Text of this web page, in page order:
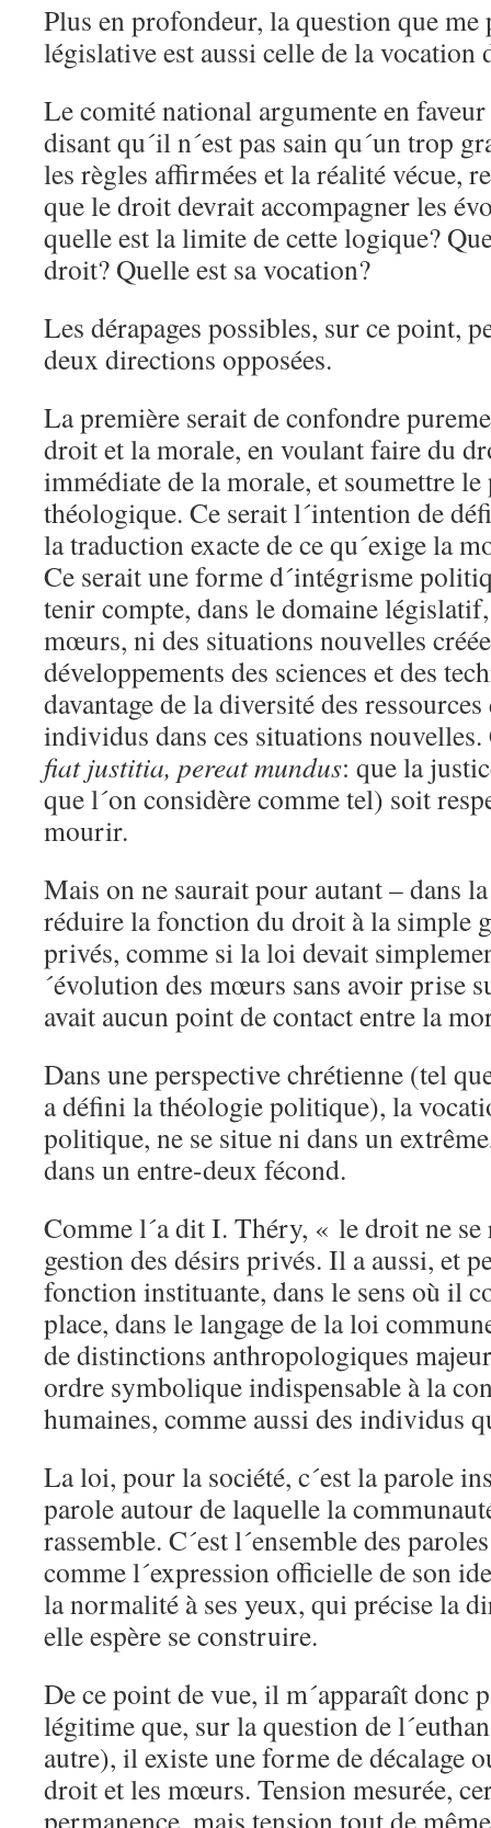
Plus en profondeur, la question que
législative est aussi celle de la
Le comité national argumente en
disant qu´il n´est pas sain qu´un trop
les règles affirmées et la réalité vécue,
que le droit devrait accompagner les
quelle est la limite de cette logique?
droit? Quelle est sa vocation?
Les dérapages possibles, sur ce point,
deux directions opposées.
La première serait de confondre
droit et la morale, en voulant faire du
immédiate de la morale, et soumettre
théologique. Ce serait l´intention de
la traduction exacte de ce qu´exige la
Ce serait une forme d´intégrisme
tenir compte, dans le domaine
mœurs, ni des situations nouvelles
développements des sciences et des
davantage de la diversité des
individus dans ces situations
fiat justitia, pereat mundus: que la
que l´on considère comme tel) soit
mourir.
Mais on ne saurait pour autant – dans
réduire la fonction du droit à la simple
privés, comme si la loi devait
´évolution des mœurs sans avoir prise
avait aucun point de contact entre la
Dans une perspective chrétienne (tel
a défini la théologie politique), la
politique, ne se situe ni dans un
dans un entre-deux fécond.
Comme l´a dit I. Théry, « le droit ne se
gestion des désirs privés. Il a aussi, et
fonction instituante, dans le sens où il
place, dans le langage de la loi
de distinctions anthropologiques
ordre symbolique indispensable à la
humaines, comme aussi des individus
La loi, pour la société, c´est la parole
parole autour de laquelle la
rassemble. C´est l´ensemble des
comme l´expression officielle de son
la normalité à ses yeux, qui précise la
elle espère se construire.
De ce point de vue, il m´apparaît donc
légitime que, sur la question de
autre), il existe une forme de décalage
droit et les mœurs. Tension mesurée,
permanence, mais tension tout de